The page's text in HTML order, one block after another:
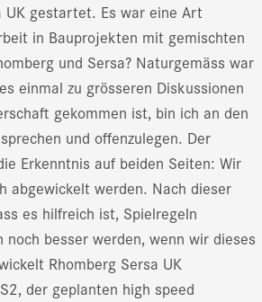
gestartet. Es war eine Art
in Bauprojekten mit gemischten
und Sersa? Naturgemäss war
einmal zu grösseren Diskussionen
gekommen ist, bin ich an den
und offenzulegen. Der
Erkenntnis auf beiden Seiten: Wir
abgewickelt werden. Nach dieser
es hilfreich ist, Spielregeln
besser werden, wenn wir dieses
Rhomberg Sersa UK
der geplanten high speed